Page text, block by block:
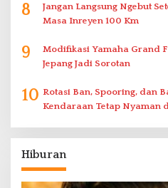
8
Jangan Langsung Ngebut
Masa Inreyen 100 Km
9
Modifikasi Yamaha Grand
Jepang Jadi Sorotan
10 Rotasi Ban, Spooring, dan
Kendaraan Tetap Nyaman
Hiburan